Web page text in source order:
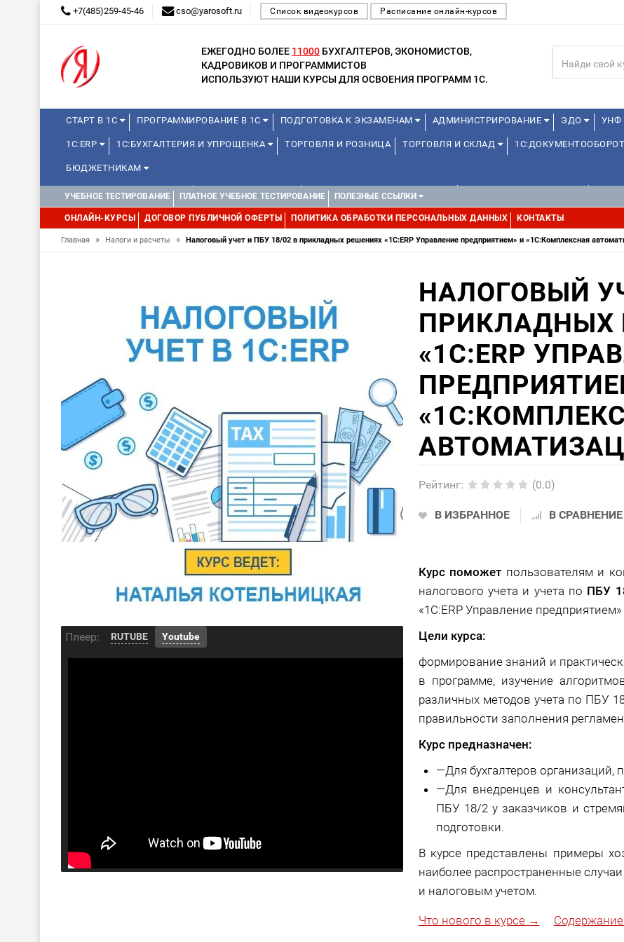
+7(485)259-45-46 cso@yarosoft.ru Список видеокурсов Расписание онлайн-курсов
ЕЖЕГОДНО БОЛЕЕ 11000 БУХГАЛТЕРОВ, ЭКОНОМИСТОВ,
КАДРОВИКОВ И ПРОГРАММИСТОВ
ИСПОЛЬЗУЮТ НАШИ КУРСЫ ДЛЯ ОСВОЕНИЯ ПРОГРАММ 1С.
СТАРТ В 1С ПРОГРАММИРОВАНИЕ В 1С ПОДГОТОВКА К ЭКЗАМЕНАМ АДМИНИСТРИРОВАНИЕ ЭДО УНФ
1С:ERP 1С:БУХГАЛТЕРИЯ И УПРОЩЕНКА ТОРГОВЛЯ И РОЗНИЦА ТОРГОВЛЯ И СКЛАД 1С:ДОКУМЕНТООБОРОТ
БЮДЖЕТНИКАМ
КУРСЫ ДЛЯ ШКОЛЬНИКОВ ДЛЯ ШКОЛЬНИКОВ 1С:УПРАВЛЕНИЕ ХОЛДИНГОМ
WEB, JAVA И ANDROID
УЧЕБНОЕ ТЕСТИРОВАНИЕ ПЛАТНОЕ УЧЕБНОЕ ТЕСТИРОВАНИЕ ПОЛЕЗНЫЕ ССЫЛКИ
ОНЛАЙН-КУРСЫ ДОГОВОР ПУБЛИЧНОЙ ОФЕРТЫ ПОЛИТИКА ОБРАБОТКИ ПЕРСОНАЛЬНЫХ ДАННЫХ КОНТАКТЫ
Главная » Налоги и расчеты » Налоговый учет и ПБУ 18/02 в прикладных решениях «1С:ERP Управление предприятием» и «1С:Комплексная
Плеер: RUTUBE Youtube
НАЛОГОВЫЙ
ПРИКЛАДНЫХ
«1С:ERP
Рейтинг: (0.0)
В ИЗБРАННОЕ В СРАВНЕНИЕ
Курс поможет пользователям и
налогового учета и учета по ПБУ
«1С:ERP Управление
Цели курса:
формирование знаний и
в программе, изучение
различных методов учета по ПБУ
правильности заполнения
Курс предназначен:
—Для бухгалтеров
—Для внедренцев и
ПБУ 18/2 у заказчиков и
подготовки.
В курсе представлены примеры
наиболее распространенные
и налоговым учетом.
Что нового в курсе →